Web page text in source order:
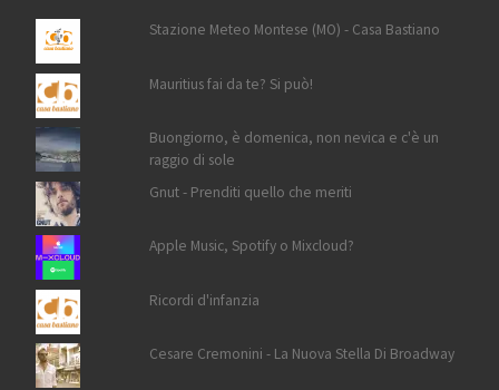
Stazione Meteo Montese (MO) - Casa Bastiano
Mauritius fai da te? Si può!
Buongiorno, è domenica, non nevica e c'è un
raggio di sole
Gnut - Prenditi quello che meriti
Apple Music, Spotify o Mixcloud?
Ricordi d'infanzia
Cesare Cremonini - La Nuova Stella Di Broadway